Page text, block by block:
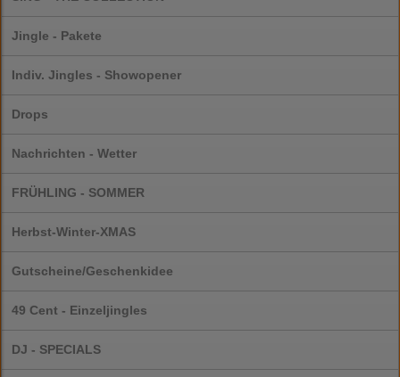
Jingle - Pakete
Indiv. Jingles - Showopener
Drops
Nachrichten - Wetter
FRÜHLING - SOMMER
Herbst-Winter-XMAS
Gutscheine/Geschenkidee
49 Cent - Einzeljingles
DJ - SPECIALS